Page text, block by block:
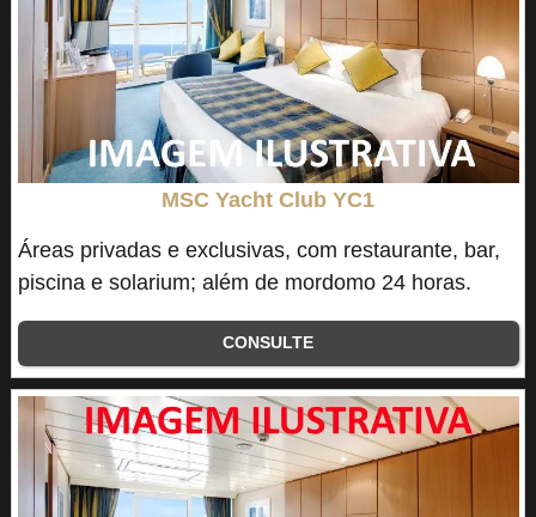
MSC Yacht Club YC1
Áreas privadas e exclusivas, com restaurante, bar,
piscina e solarium; além de mordomo 24 horas.
CONSULTE